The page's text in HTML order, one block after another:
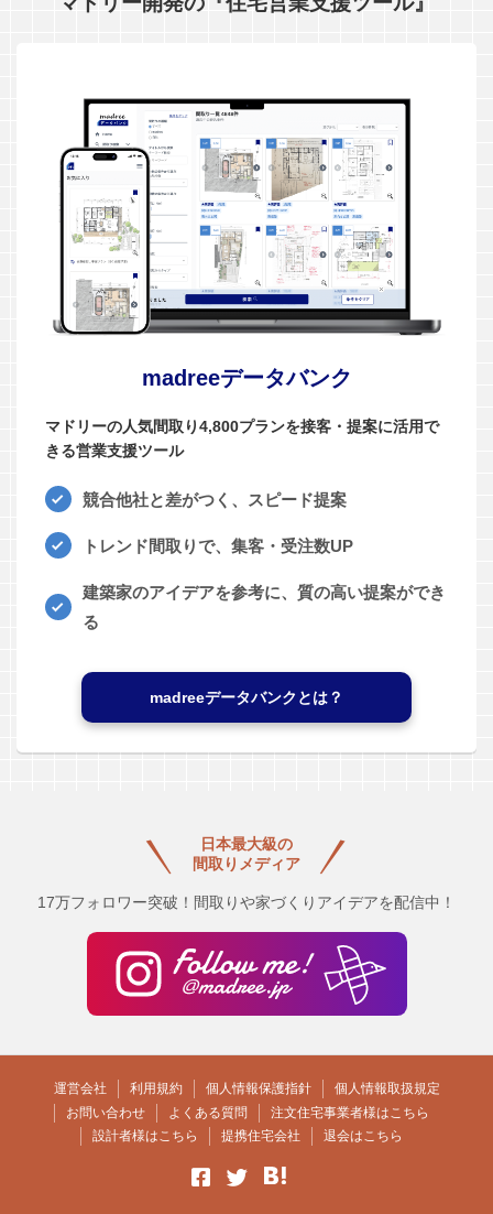
madreeデータバンク
マドリーの人気間取り4,800プランを接客・提案に活用で
きる営業支援ツール
競合他社と差がつく、スピード提案
トレンド間取りで、集客・受注数UP
建築家のアイデアを参考に、質の高い提案ができ
る
madreeデータバンクとは？
日本最大級の
間取りメディア
17万フォロワー突破！間取りや家づくりアイデアを配信中！
運営会社 利用規約 個人情報保護指針
個人情報取扱規定
お問い合わせ
よくある質問
注文住宅事業者様はこちら
設計者様はこちら
提携住宅会社 退会はこちら